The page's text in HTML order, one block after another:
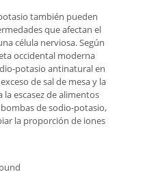
también pueden
que afectan el
célula nerviosa. Según
occidental moderna
potasio antinatural en
de sal de mesa y la
escasez de alimentos
de sodio-potasio,
la proporción de iones